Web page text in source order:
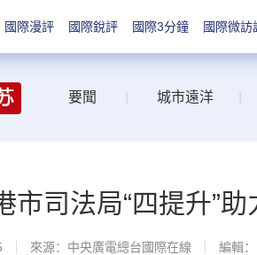
國際漫評 國際銳評 國際3分鐘 國際微訪
要聞 城市遠洋
市司法局“四提升”
來源：中央廣電總台國際在線 編輯